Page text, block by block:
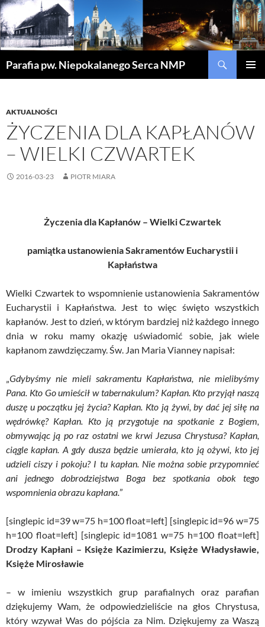
Parafia pw. Niepokalanego Serca NMP
AKTUALNOŚCI
ŻYCZENIA DLA KAPŁANÓW
– WIELKI CZWARTEK
2016-03-23 PIOTR MIARA
Życzenia dla Kapłanów – Wielki Czwartek
pamiątka ustanowienia Sakramentów Eucharystii i
Kapłaństwa
Wielki Czwartek to wspomnienie ustanowienia Sakramentów
Eucharystii i Kapłaństwa. Jest to więc święto wszystkich
kapłanów. Jest to dzień, w którym bardziej niż każdego innego
dnia w roku mamy okazję uświadomić sobie, jak wiele
kapłanom zawdzięczamy. Św. Jan Maria Vianney napisał:
„Gdybyśmy nie mieli sakramentu Kapłaństwa, nie mielibyśmy
Pana. Kto Go umieścił w tabernakulum? Kapłan. Kto przyjął naszą
duszę u początku jej życia? Kapłan. Kto ją żywi, by dać jej siłę na
wędrówkę? Kapłan. Kto ją przygotuje na spotkanie z Bogiem,
obmywając ją po raz ostatni we krwi Jezusa Chrystusa? Kapłan,
ciągle kapłan. A gdy dusza będzie umierała, kto ją ożywi, kto jej
udzieli ciszy i pokoju? I tu kapłan. Nie można sobie przypomnieć
ani jednego dobrodziejstwa Boga bez spotkania obok tego
wspomnienia obrazu kapłana.”
[singlepic id=39 w=75 h=100 float=left] [singlepic id=96 w=75
h=100 float=left] [singlepic id=1081 w=75 h=100 float=left]
Drodzy Kapłani – Księże Kazimierzu, Księże Władysławie,
Księże Mirosławie
– w imieniu wszystkich grup parafialnych oraz parafian
dziękujemy Wam, że odpowiedzieliście na głos Chrystusa,
który wzywał Was do pójścia za Nim. Dziękujemy za Waszą